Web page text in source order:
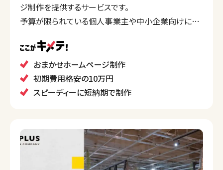
ジ制作を提供するサービスです。
予算が限られている個人事業主や中小企業向けに、シ
しています。
写真や文章を提供するだけで、すべておまかせでホー
ムページが完成する点が特徴です。
おまかせホームページ制作
初期費用格安の10万円
スピーディーに短納期で制作